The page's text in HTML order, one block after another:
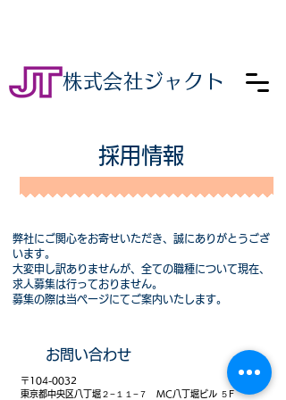
株式会社ジャクト
​採用情報
弊社にご関心をお寄せいただき、誠にありがとうござ
います。
大変申し訳ありませんが、全ての職種について現在、
求人募集は行っておりません。
募集の際は当ページにてご案内いたします。
お問い合わせ
〒104-0032
東京都中央区八丁堀２−１１−７ MC八丁堀ビル ５F